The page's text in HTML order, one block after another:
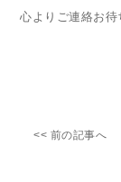
心よりご連絡お
<< 前の記事へ